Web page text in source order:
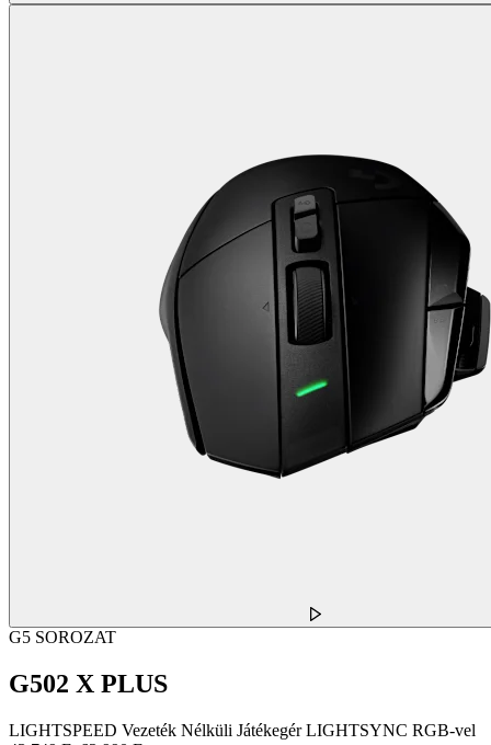
G5 SOROZAT
G502 X PLUS
LIGHTSPEED Vezeték Nélküli Játékegér LIGHTSYNC RGB-vel